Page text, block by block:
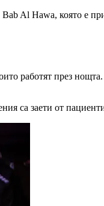
Al Hawa, която е
работят през
са заети от